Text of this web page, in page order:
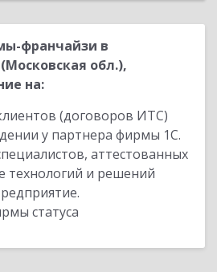
франчайзи в
обл.),
на:
(договоров ИТС)
у партнера фирмы 1С.
аттестованных
технологий и решений
статуса